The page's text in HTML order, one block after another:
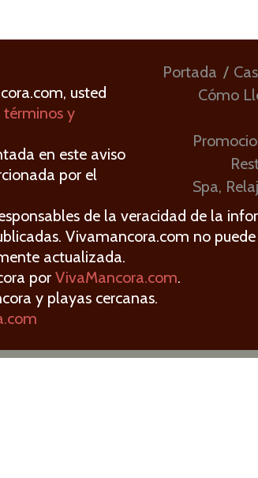
Portada
Cómo
Spa,
usted
términos y
en este aviso
por el
de la veracidad de la
Vivamancora.com no
actualizada.
por VivaMancora.com.
y playas cercanas.